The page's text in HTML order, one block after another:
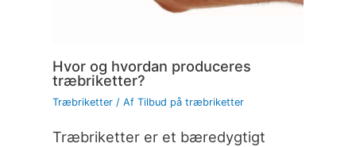
Hvor og hvordan produceres
træbriketter?
Træbriketter/ Af Tilbud på træbriketter
Træbriketter er et bæredygtigt